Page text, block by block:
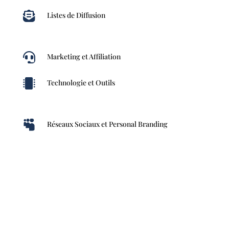
 Listes de Diffusion
 Marketing et Affiliation
 Technologie et Outils
 Réseaux Sociaux et Personal Branding